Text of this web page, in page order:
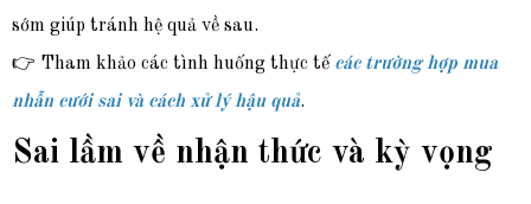
sớm giúp tránh hệ quả về sau.
👉 Tham khảo các tình huống thực tế các trường hợp mua
nhẫn cưới sai và cách xử lý hậu quả.
Sai lầm về nhận thức và kỳ vọng